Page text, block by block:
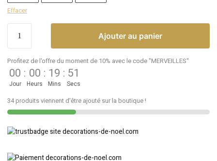
Effacer
Ajouter au panier
Profitez de l'offre du moment de 10% avec le code "MERVEILLES"
00
Jour
: 00
Heurs
: 19
Mins
: 51
Secs
34 produits viennent d'être ajouté sur la boutique !